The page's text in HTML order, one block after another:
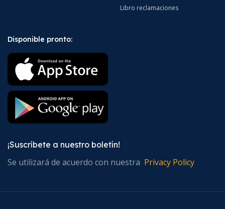
Libro reclamaciones
Disponible pronto:
¡Suscríbete a nuestro boletín!
Se utilizará de acuerdo con nuestra Privacy Policy